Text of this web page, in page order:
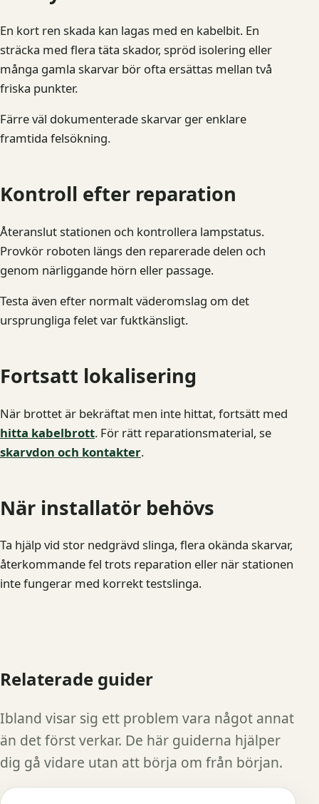
En kort ren skada kan lagas med en kabelbit. En
sträcka med flera täta skador, spröd isolering eller
många gamla skarvar bör ofta ersättas mellan två
friska punkter.
Färre väl dokumenterade skarvar ger enklare
framtida felsökning.
Kontroll efter reparation
Återanslut stationen och kontrollera lampstatus.
Provkör roboten längs den reparerade delen och
genom närliggande hörn eller passage.
Testa även efter normalt väderomslag om det
ursprungliga felet var fuktkänsligt.
Fortsatt lokalisering
När brottet är bekräftat men inte hittat, fortsätt med
hitta kabelbrott. För rätt reparationsmaterial, se
skarvdon och kontakter.
När installatör behövs
Ta hjälp vid stor nedgrävd slinga, flera okända skarvar,
återkommande fel trots reparation eller när stationen
inte fungerar med korrekt testslinga.
Relaterade guider
Ibland visar sig ett problem vara något annat
än det först verkar. De här guiderna hjälper
dig gå vidare utan att börja om från början.